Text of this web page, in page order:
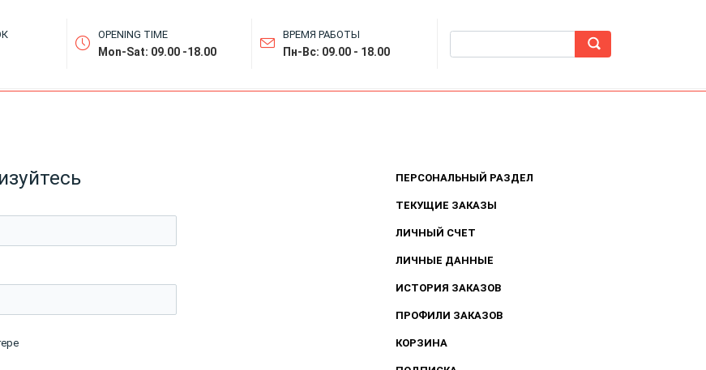
OPENING TIME
Mon-Sat: 09.00 -18.00
ВРЕМЯ РАБОТЫ
Пн-Вс: 09.00 - 18.00
ПЕРСОНАЛЬНЫЙ РАЗДЕЛ
ТЕКУЩИЕ ЗАКАЗЫ
ЛИЧНЫЙ СЧЕТ
ЛИЧНЫЕ ДАННЫЕ
ИСТОРИЯ ЗАКАЗОВ
ПРОФИЛИ ЗАКАЗОВ
КОРЗИНА